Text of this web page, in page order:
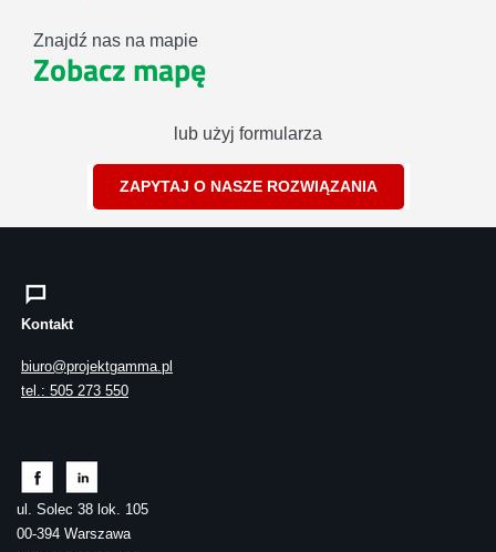
Znajdź nas na mapie
Zobacz mapę
lub użyj formularza
ZAPYTAJ O NASZE ROZWIĄZANIA
Kontakt
biuro@projektgamma.pl
tel.: 505 273 550
ul. Solec 38 lok. 105
00-394 Warszawa